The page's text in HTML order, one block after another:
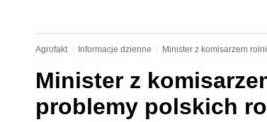
Agrofakt Informacje dzienne Minister z komisarzem
Minister z
problemy polskich